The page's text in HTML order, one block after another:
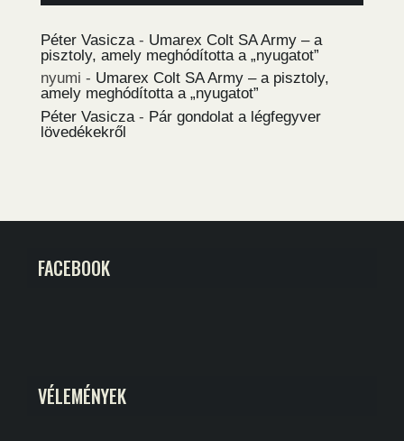
Péter Vasicza - Umarex Colt SA Army – a
pisztoly, amely meghódította a „nyugatot”
nyumi - Umarex Colt SA Army – a pisztoly,
amely meghódította a „nyugatot”
Péter Vasicza - Pár gondolat a légfegyver
lövedékekről
FACEBOOK
VÉLEMÉNYEK